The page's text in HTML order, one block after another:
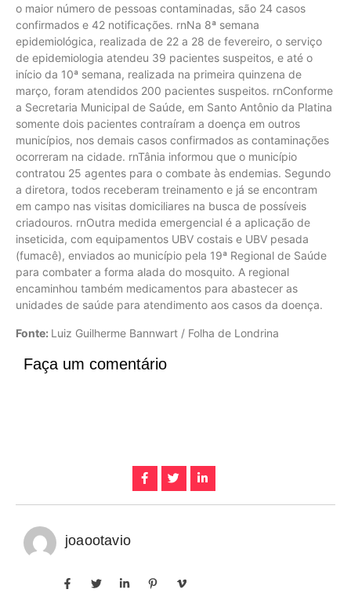
o maior número de pessoas contaminadas, são 24 casos
confirmados e 42 notificações. rnNa 8ª semana
epidemiológica, realizada de 22 a 28 de fevereiro, o serviço
de epidemiologia atendeu 39 pacientes suspeitos, e até o
início da 10ª semana, realizada na primeira quinzena de
março, foram atendidos 200 pacientes suspeitos. rnConforme
a Secretaria Municipal de Saúde, em Santo Antônio da Platina
somente dois pacientes contraíram a doença em outros
municípios, nos demais casos confirmados as contaminações
ocorreram na cidade. rnTânia informou que o município
contratou 25 agentes para o combate às endemias. Segundo
a diretora, todos receberam treinamento e já se encontram
em campo nas visitas domiciliares na busca de possíveis
criadouros. rnOutra medida emergencial é a aplicação de
inseticida, com equipamentos UBV costais e UBV pesada
(fumacê), enviados ao município pela 19ª Regional de Saúde
para combater a forma alada do mosquito. A regional
encaminhou também medicamentos para abastecer as
unidades de saúde para atendimento aos casos da doença.
Fonte: Luiz Guilherme Bannwart / Folha de Londrina
Faça um comentário
joaootavio